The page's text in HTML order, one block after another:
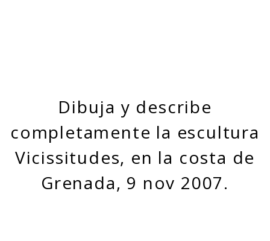
Dibuja y describe
completamente la escultura
Vicissitudes, en la costa de
Grenada, 9 nov 2007.